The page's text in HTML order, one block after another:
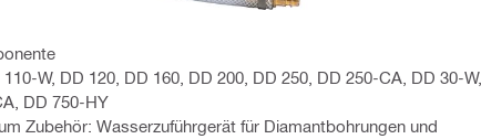
W, DD 120, DD 160, DD 200, DD 250, DD 250-CA, DD 30-W,
DD 750-HY
Zubehör: Wasserzuführgerät für Diamantbohrungen und